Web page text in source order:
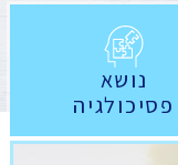
נושא
פסיכולגיה